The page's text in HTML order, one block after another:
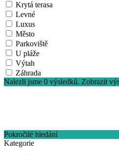
Krytá terasa
Levné
Luxus
Město
Parkoviště
U pláže
Výtah
Záhrada
Nalezli jsme0 výsledků.Zobrazit
Pokročilé hledání
Kategorie